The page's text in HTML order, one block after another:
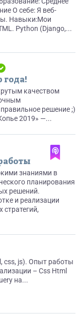
О себе: Я веб-
Навыки:Мои
Python (Django,...
года!
качеством
решение ;)
2019» —...
знаниями в
планирования
решений.
и реализации
css, js). Опыт работы
– Css Html
на...